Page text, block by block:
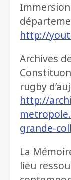
http://
Archives
rugby
http://
grande-
La
lieu